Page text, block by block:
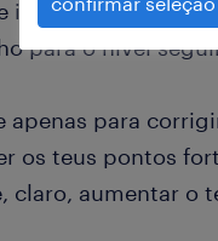
insegurança; é
para o nível
apenas para
os teus pontos
claro, aumentar o